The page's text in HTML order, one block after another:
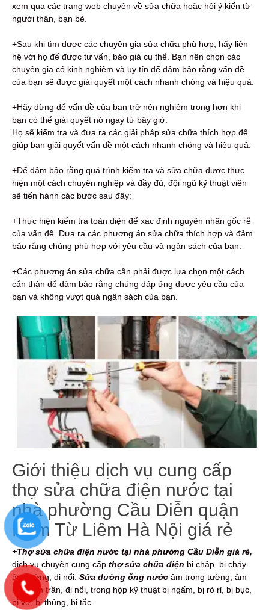
xem qua các trang web chuyên về sửa chữa hoặc hỏi ý kiến từ
người thân, bạn bè.
+Sau khi tìm được các chuyên gia sửa chữa phù hợp, hãy liên
hệ với họ để được tư vấn, báo giá cụ thể. Bạn nên chọn các
chuyên gia có kinh nghiệm và uy tín để đảm bảo rằng vấn đề
của bạn sẽ được giải quyết một cách nhanh chóng và hiệu quả.
+Hãy đừng để vấn đề của bạn trở nên nghiêm trọng hơn khi
bạn có thể giải quyết nó ngay từ bây giờ.
Họ sẽ kiểm tra và đưa ra các giải pháp sửa chữa thích hợp để
giúp bạn giải quyết vấn đề một cách nhanh chóng và hiệu quả.
+Để đảm bảo rằng quá trình kiểm tra và sửa chữa được thực
hiện một cách chuyên nghiệp và đầy đủ, đội ngũ kỹ thuật viên
sẽ tiến hành các bước sau đây:
+Thực hiện kiểm tra toàn diện để xác định nguyên nhân gốc rễ
của vấn đề. Đưa ra các phương án sửa chữa thích hợp và đảm
bảo rằng chúng phù hợp với yêu cầu và ngân sách của bạn.
+Các phương án sửa chữa cần phải được lựa chọn một cách
cẩn thận để đảm bảo rằng chúng đáp ứng được yêu cầu của
bạn và không vượt quá ngân sách của bạn.
Giới thiệu dịch vụ cung cấp
thợ sửa chữa điện nước tại
nhà phường Cầu Diễn quận
Nam Từ Liêm Hà Nội giá rẻ
+Thợ sửa chữa điện nước tại nhà phường Cầu Diễn giá rẻ,
dịch vụ chuyên cung cấp thợ sửa chữa điện bị chập, bị cháy
âm tường, đi nổi. Sửa đường ống nước âm trong tường, âm
nền, âm trần, đi nổi, trong hộp kỹ thuật bị ngấm, bị rò rỉ, bị bục,
bị vỡ, bị thủng, bị tắc.